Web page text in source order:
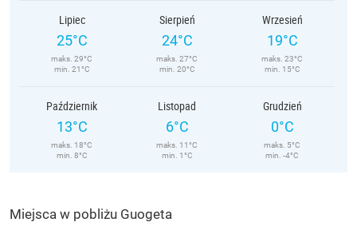
Lipiec
25°C
maks. 29°C
min. 21°C
Sierpień
24°C
maks. 27°C
min. 20°C
Wrzesień
19°C
maks. 23°C
min. 15°C
Październik
13°C
maks. 18°C
min. 8°C
Listopad
6°C
maks. 11°C
min. 1°C
Grudzień
0°C
maks. 5°C
min. -4°C
Miejsca w pobliżu Guogeta